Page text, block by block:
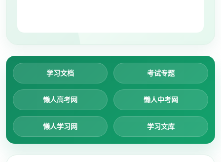
学习文档 考试专题
懒人高考网 懒人中考网
懒人学习网 学习文库